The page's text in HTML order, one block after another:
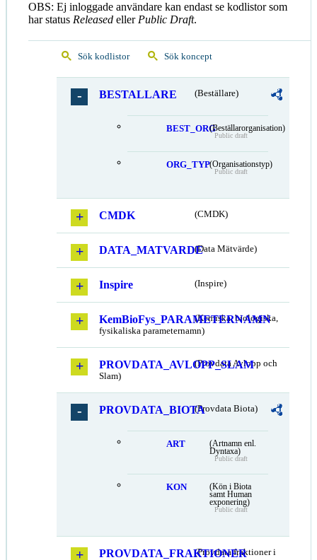
OBS: Ej inloggade användare kan endast se kodlistor som
har status Released eller Public Draft.
Sök kodlistor Sök koncept
BESTALLARE (Beställare)
BEST_ORG(Beställarorganisation)
Public draft
ORG_TYP(Organisationstyp)
Public draft
CMDK (CMDK)
DATA_MATVARDE(Data Mätvärde)
Inspire (Inspire)
KemBioFys_PARAMETERNAMN
(Kemiska, biologiska,
fysikaliska parameternamn)
PROVDATA_AVLOPP_SLAM
(Provdata Avlopp och
Slam)
PROVDATA_BIOTA(Provdata Biota)
ART
(Artnamn enl.
Dyntaxa)
Public draft
KON
(Kön i Biota
samt Human
exponering)
Public draft
PROVDATA_FRAKTIONER
(Provdata fraktioner i